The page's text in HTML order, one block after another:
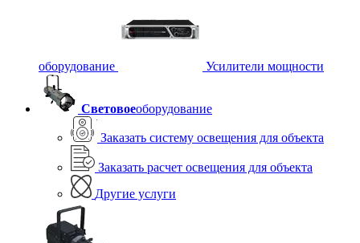
оборудование Усилители мощности
Световоеоборудование
Заказать систему освещения для объекта
Заказать расчет освещения для объекта
Другие услуги